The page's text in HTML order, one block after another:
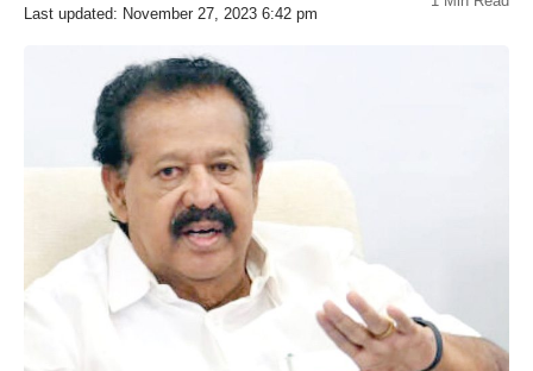
Last updated: November 27, 2023 6:42 pm